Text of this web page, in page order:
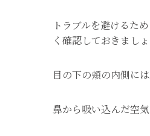
トラブルを避けるた
く確認しておきましょ
目の下の頬の内側に
鼻から吸い込んだ空